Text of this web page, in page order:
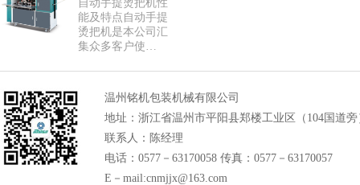
自动手提烫把机性
能及特点自动手提
烫把机是本公司汇
集众多客户使…
温州铭机包装机械有限公司
地址：浙江省温州市平阳县郑楼工业区（104国道旁
联系人：陈经理
电话：0577－63170058 传真：0577－63170057
E－mail:cnmjjx@163.com